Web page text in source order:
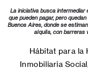
La iniciativa busca
que pueden pagar, pero
Buenos Aires, donde se
alquila, con barreras
Hábitat para la
Inmobiliaria